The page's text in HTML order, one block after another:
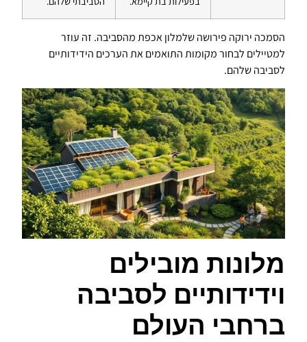
הסמכה ירוקה פירושה שלמלון אכפת מהסביבה. זה עוזר
למטיילים לבחור מקומות התואמים את הערכים הידידותיים
לסביבה שלהם.
מלונות מובילים
וידידותיים לסביבה
ברחבי העולם